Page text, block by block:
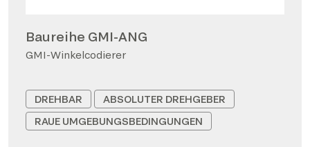
Baureihe GMI-ANG
GMI-Winkelcodierer
DREHBAR
ABSOLUTER DREHGEBER
RAUE UMGEBUNGSBEDINGUNGEN